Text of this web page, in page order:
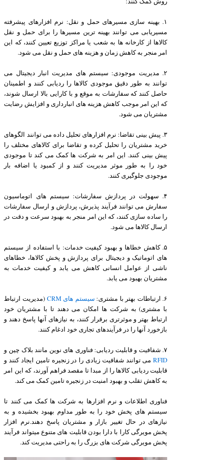
۱. بهینه سازی مسیرهای حمل و نقل: نرم افزارهای پیشرفته
مسیریابی می توانند بهینه ترین مسیرها را برای حمل و نقل
کالاها از کارخانه ها به شعب یا مراکز توزیع تعیین کنند، که این
امر منجر به کاهش زمان و هزینه های حمل و نقل می شود.
۲. مدیریت موجودی: سیستم های مدیریت انبار دیجیتال می
توانند به طور دقیق موجودی کالاها را ردیابی کنند و اطمینان
حاصل کنند که سفارشات به موقع و با کارایی بالا ارسال شوند،
که این امر موجب کاهش هزینه های انبارداری و افزایش رضایت
مشتریان می شود.
۳. پیش بینی تقاضا: نرم افزارهای تحلیل داده می توانند الگوهای
خرید مشتریان را تحلیل کرده و تقاضا برای کالاهای مختلف را
پیش بینی کنند. این امر به شرکت ها کمک می کند تا موجودی
خود را به طور موثر مدیریت کنند و از کمبود یا اضافه بار
موجودی جلوگیری کنند.
۴. سهولت در پردازش سفارشات: سیستم های اتوماسیون
سفارش می توانند فرآیند پذیرش، پردازش و ارسال سفارشات
را ساده سازی کنند، که این امر منجر به بهبود سرعت و دقت در
ارسال کالاها می شود.
۵. کاهش خطاها و بهبود کیفیت خدمات: با استفاده از سیستم
های اتوماتیک و دیجیتال برای پردازش و پخش کالاها، خطاهای
ناشی از عوامل انسانی کاهش می یابد و کیفیت خدمات به
مشتریان بهبود می یابد.
۶. ارتباطات بهتر با مشتری: سیستم های CRM
(مدیریت ارتباط
با مشتری) به شرکت ها امکان می دهند تا با مشتریان خود
ارتباط بهتر و موثرتری برقرار کنند، به نیازهای آنها پاسخ دهند و
بازخورد آنها را در فرآیندهای تجاری خود ادغام کنند.
۷. شفافیت و قابلیت ردیابی: فناوری های نوین مانند بلاک چین و
RFID می توانند شفافیت زیادی را در زنجیره تامین ایجاد کنند و
قابلیت ردیابی کالاها را از مبدا تا مقصد فراهم آورند، که این امر
به کاهش تقلب و بهبود امنیت در زنجیره تامین کمک می کند.
فناوری اطلاعات و نرم افزارها به شرکت ها کمک می کنند تا
سیستم های پخش خود را به طور مداوم بهبود بخشیده و به
نیازهای در حال تغییر بازار و مشتریان پاسخ دهند.نرم افزار
پخش مویرگی کارا با دارا بودن قابلیت های متنوع میتواند فرآیند
پخش مویرگی شرکت های بزرگ را به راحتی مدیریت کند.